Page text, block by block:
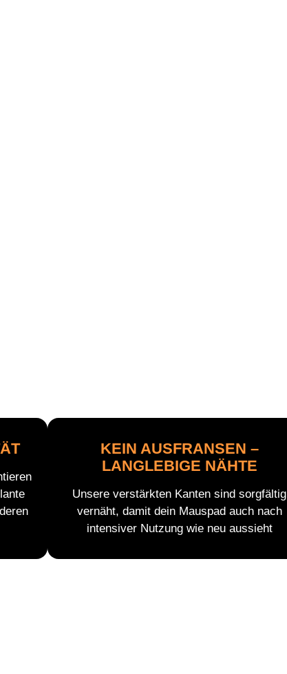
KEIN AUSFRANSEN –
LANGLEBIGE NÄHTE
Unsere verstärkten Kanten sind sorgfältig
vernäht, damit dein Mauspad auch nach
intensiver Nutzung wie neu aussieht